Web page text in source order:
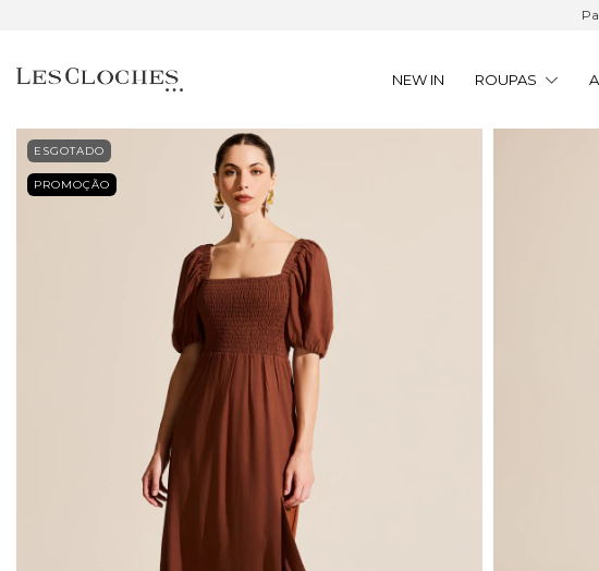
NEW IN ROUPAS
ESGOTADO
PROMOÇÃO